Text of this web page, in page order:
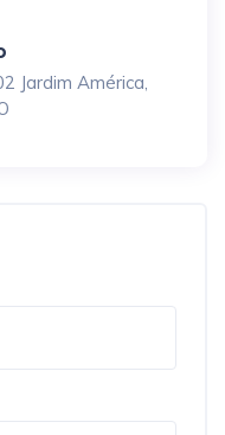
Jardim América,